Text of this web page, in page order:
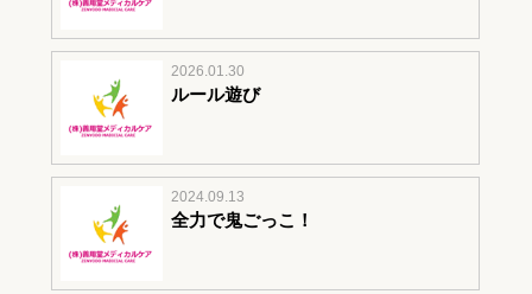
2026.01.30
ルール遊び
2024.09.13
全力で鬼ごっこ！